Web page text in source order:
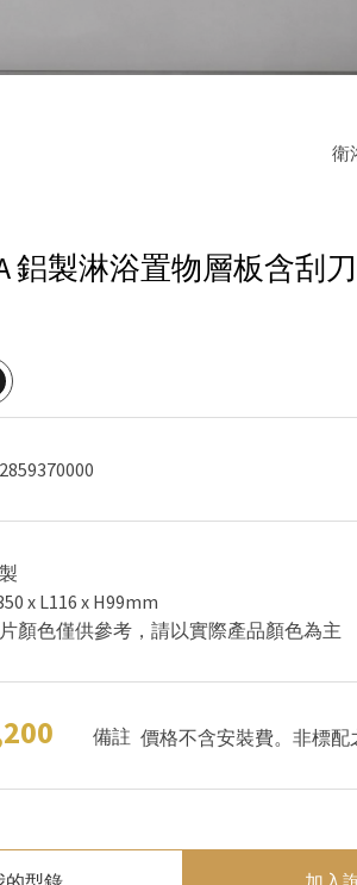
衛
鋁製淋浴置物層板含刮
x L116 x H99mm
顏色僅供參考，請以實際產品顏色為主
備註 價格不含安裝費。非標配